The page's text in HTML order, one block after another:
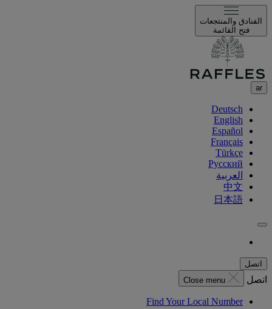
الفنادق والمنتجعات
فتح القائمة
ar
Deutsch
English
Español
Français
Türkçe
Русский
العربية
中文
日本語
اتصل
اتصل Close menu
Find Your Local Number